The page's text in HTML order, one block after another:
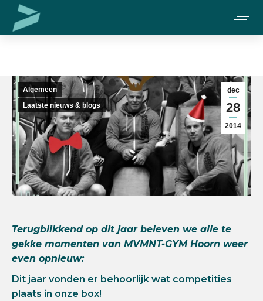
dec
28
2014
Algemeen
Laatste nieuws & blogs
Terugblikkend op dit jaar beleven we alle te
gekke momenten van MVMNT-GYM Hoorn weer
even opnieuw:
Dit jaar vonden er behoorlijk wat competities
plaats in onze box!